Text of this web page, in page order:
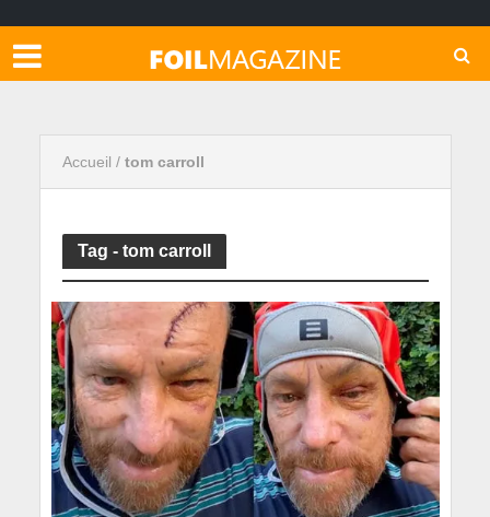
Accueil / tom carroll
Tag - tom carroll